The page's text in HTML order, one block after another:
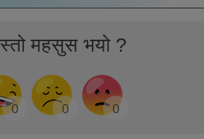
महसुस भयो ?
0 0 0